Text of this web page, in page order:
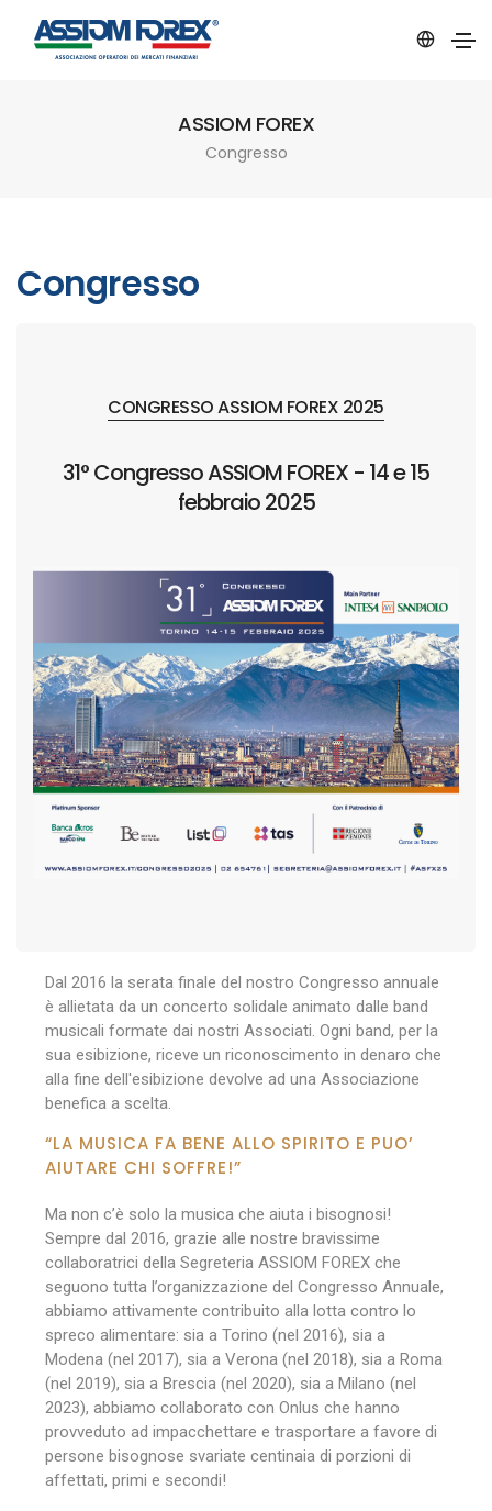
ASSIOM FOREX
Congresso
Congresso
CONGRESSO ASSIOM FOREX 2025
31° Congresso ASSIOM FOREX - 14 e 15
febbraio 2025
Dal 2016 la serata finale del nostro Congresso annuale
è allietata da un concerto solidale animato dalle band
musicali formate dai nostri Associati. Ogni band, per la
sua esibizione, riceve un riconoscimento in denaro che
alla fine dell'esibizione devolve ad una Associazione
benefica a scelta.
“LA MUSICA FA BENE ALLO SPIRITO E PUO’
AIUTARE CHI SOFFRE!”
Ma non c’è solo la musica che aiuta i bisognosi!
Sempre dal 2016, grazie alle nostre bravissime
collaboratrici della Segreteria ASSIOM FOREX che
seguono tutta l’organizzazione del Congresso Annuale,
abbiamo attivamente contribuito alla lotta contro lo
spreco alimentare: sia a Torino (nel 2016), sia a
Modena (nel 2017), sia a Verona (nel 2018), sia a Roma
(nel 2019), sia a Brescia (nel 2020), sia a Milano (nel
2023), abbiamo collaborato con Onlus che hanno
provveduto ad impacchettare e trasportare a favore di
persone bisognose svariate centinaia di porzioni di
affettati, primi e secondi!